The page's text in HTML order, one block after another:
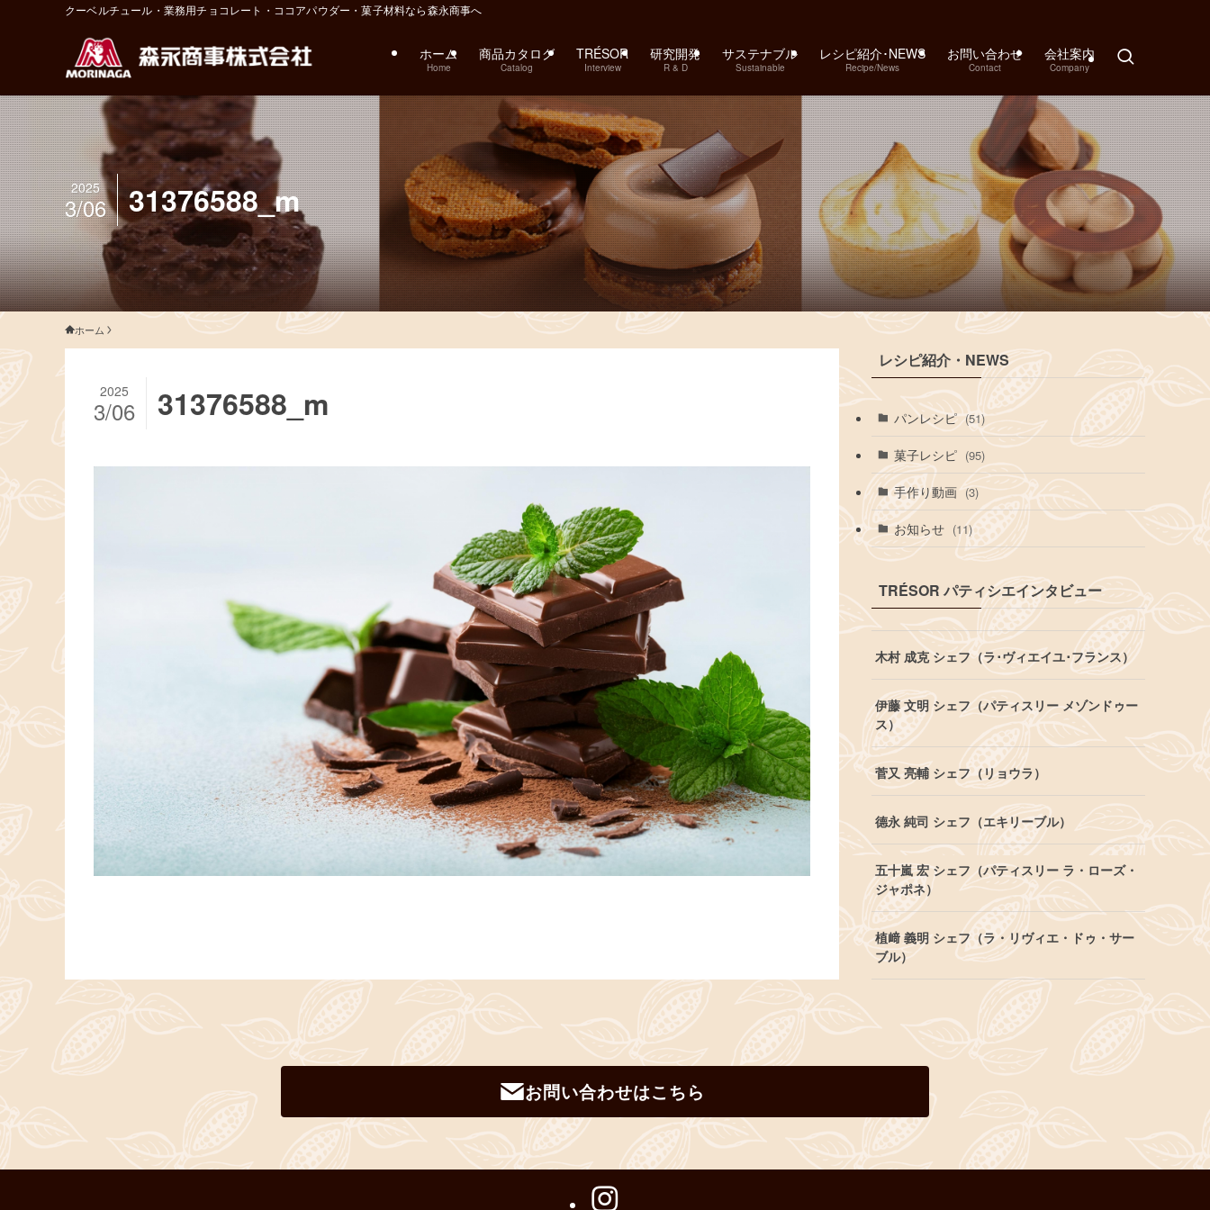
クーベルチュール・業務用チョコレート・ココアパウダー・菓子材料なら森永商事へ
ホーム
Home
商品カタログ
Catalog
TRÉSOR
Interview
研究開発
R & D
サステナブル
Sustainable
レシピ紹介･NEWS
Recipe/News
お問い合わせ
Contact
会社案内
Company
31376588_m
2025
3/06
ホーム
31376588_m
2025
3/06
レシピ紹介・NEWS
パンレシピ (51)
菓子レシピ (95)
手作り動画 (3)
お知らせ (11)
TRÉSOR パティシエインタビュー
木村 成克 シェフ（ラ･ヴィエイユ･フランス）
伊藤 文明 シェフ（パティスリー メゾンドゥー
ス）
菅又 亮輔 シェフ（リョウラ）
德永 純司 シェフ（エキリーブル）
五十嵐 宏 シェフ（パティスリー ラ・ローズ・
ジャポネ）
植﨑 義明 シェフ（ラ・リヴィエ・ドゥ・サー
ブル）
お問い合わせはこちら